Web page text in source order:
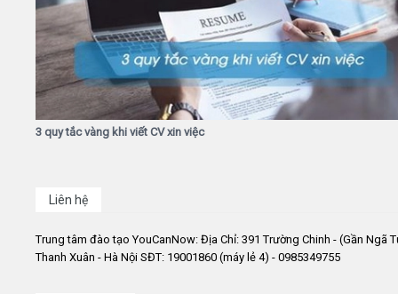
3 quy tắc vàng khi viết CV xin việc
Liên hệ
Trung tâm đào tạo YouCanNow: Địa Chỉ: 391 Trường Chinh - (Gần Ngã
Thanh Xuân - Hà Nội SĐT: 19001860 (máy lẻ 4) - 0985349755